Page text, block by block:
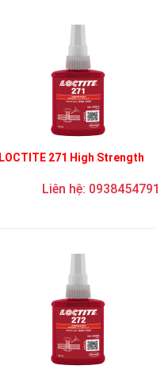
LOCTITE 271 High Strength
Liên hệ: 0938454791